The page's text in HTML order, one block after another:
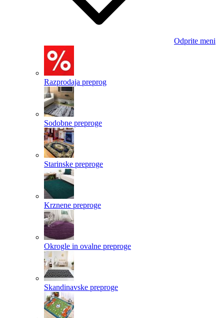
Odprite meni
Razprodaja preprog
Sodobne preproge
Starinske preproge
Krznene preproge
Okrogle in ovalne preproge
Skandinavske preproge